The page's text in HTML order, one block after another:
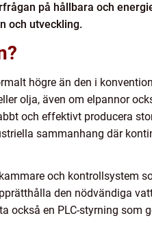
på hållbara och
och utveckling.
högre än den i
olja, även om elpannor
och effektivt producera
sammanhang där
och kontrollsystem
den nödvändiga
en PLC-styrning som